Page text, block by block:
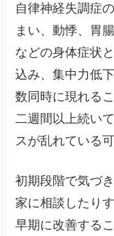
自律神経失調症
まい、動悸、胃
などの身体症状
込み、集中力低
数同時に現れる
二週間以上続い
スが乱れている
初期段階で気づ
家に相談したり
早期に改善する